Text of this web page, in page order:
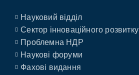
Науковий відділ
Сектор інноваційного розвитку
Проблемна НДР
Наукові форуми
Фахові видання